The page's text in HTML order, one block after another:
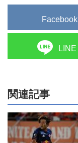
Facebook
LINE
関連記事